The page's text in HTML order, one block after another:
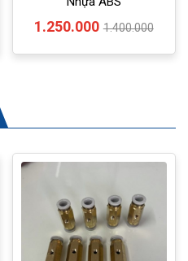
1.250.000 1.400.000